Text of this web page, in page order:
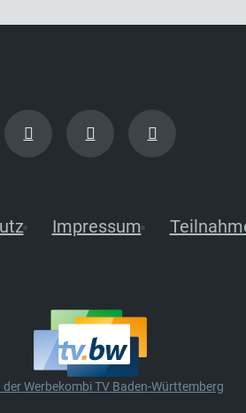
Impressum
der Werbekombi TV Baden-Württemberg